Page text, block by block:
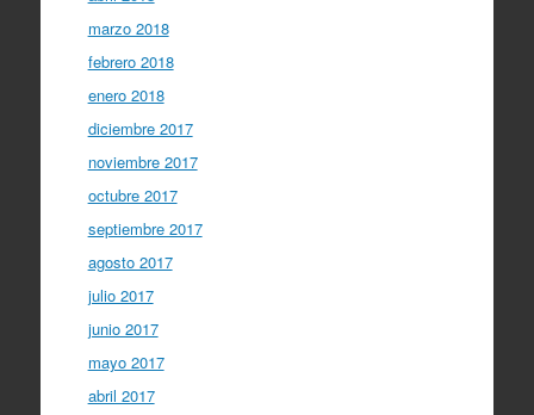
marzo 2018
febrero 2018
enero 2018
diciembre 2017
noviembre 2017
octubre 2017
septiembre 2017
agosto 2017
julio 2017
junio 2017
mayo 2017
abril 2017